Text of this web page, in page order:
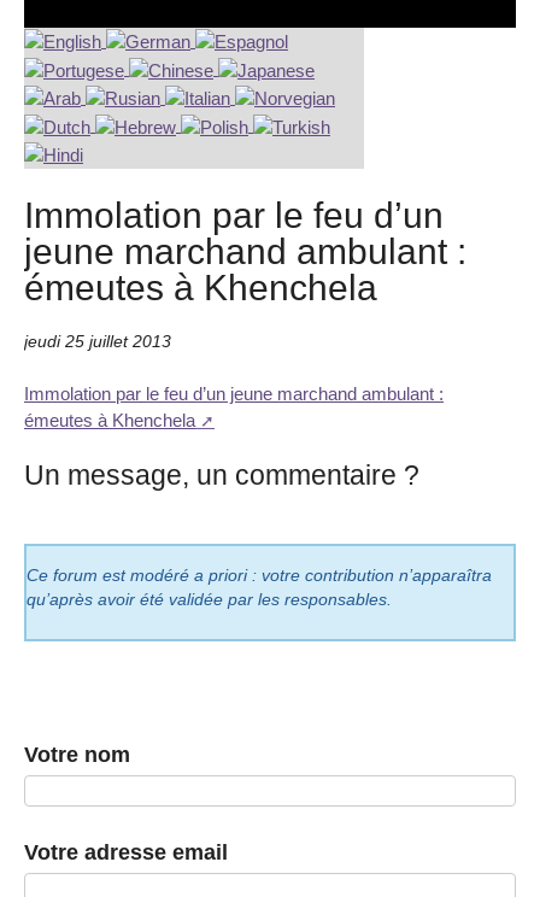
Immolation par le feu d’un
jeune marchand ambulant :
émeutes à Khenchela
jeudi 25 juillet 2013
Immolation par le feu d’un jeune marchand ambulant :
émeutes à Khenchela
Un message, un commentaire ?
Ce forum est modéré a priori : votre contribution n’apparaîtra
qu’après avoir été validée par les responsables.
Votre nom
Votre adresse email